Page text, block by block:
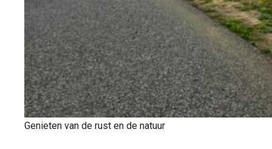
Genieten van de rust en de natuur